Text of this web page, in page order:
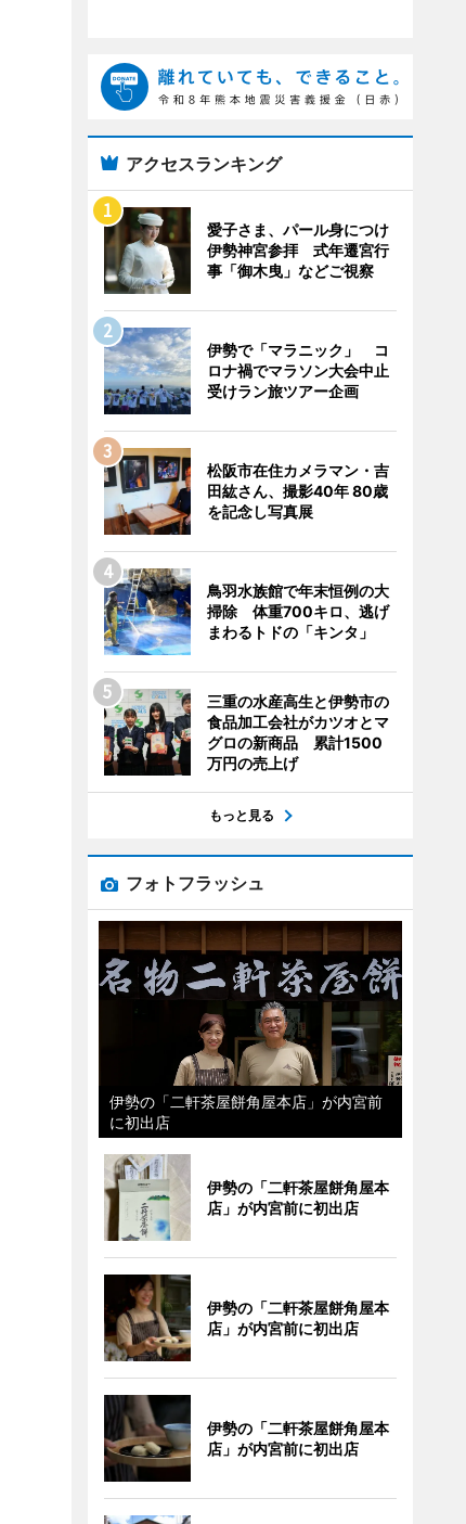
アクセスランキング
愛子さま、パール身につけ
伊勢神宮参拝 式年遷宮行
事「御木曳」などご視察
伊勢で「マラニック」 コ
ロナ禍でマラソン大会中止
受けラン旅ツアー企画
松阪市在住カメラマン・吉
田紘さん、撮影40年 80歳
を記念し写真展
鳥羽水族館で年末恒例の大
掃除 体重700キロ、逃げ
まわるトドの「キンタ」
三重の水産高生と伊勢市の
食品加工会社がカツオとマ
グロの新商品 累計1500
万円の売上げ
もっと見る
フォトフラッシュ
伊勢の「二軒茶屋餅角屋本店」が内宮前
に初出店
伊勢の「二軒茶屋餅角屋本
店」が内宮前に初出店
伊勢の「二軒茶屋餅角屋本
店」が内宮前に初出店
伊勢の「二軒茶屋餅角屋本
店」が内宮前に初出店